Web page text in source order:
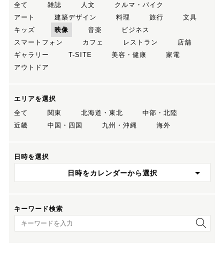
全て
雑誌 人文
クルマ・バイク
アート
建築デザイン 料理 旅行
文具
キッズ
映像 音楽
ビジネス
スマートフォン
カフェ レストラン
店舗
ギャラリー
T-SITE 美容・健康
家電
アウトドア
エリアを選択
全て
関東 北海道・東北
中部・北陸
近畿
中国・四国 九州・沖縄 海外
日時を選択
日時をカレンダーから選択
キーワード検索
キーワード検索